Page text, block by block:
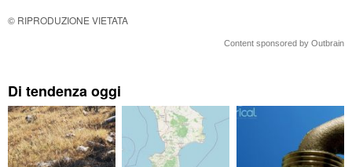
© RIPRODUZIONE VIETATA
Content sponsored by Outbrain
Di tendenza oggi